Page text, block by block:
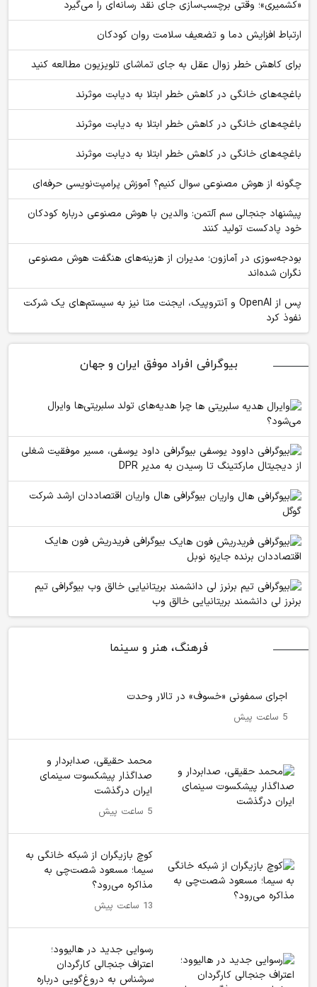
«کشمیری»؛ وقتی برچسب‌سازی جای نقد رسانه‌ای را می‌گیرد
ارتباط افزایش دما و تضعیف سلامت روان کودکان
برای کاهش خطر زوال عقل به جای تماشای تلویزیون مطالعه کنید
باغچه‌های خانگی در کاهش خطر ابتلا به دیابت موثرند
باغچه‌های خانگی در کاهش خطر ابتلا به دیابت موثرند
باغچه‌های خانگی در کاهش خطر ابتلا به دیابت موثرند
چگونه از هوش مصنوعی سوال کنیم؟ آموزش پرامپت‌نویسی حرفه‌ای
پیشنهاد جنجالی سم آلتمن: والدین با هوش مصنوعی درباره کودکان
خود پادکست تولید کنند
بودجه‌سوزی در آمازون؛ مدیران از هزینه‌های هنگفت هوش مصنوعی
نگران شده‌اند
پس از OpenAI و آنتروپیک، ایجنت متا نیز به سیستم‌های یک شرکت
نفوذ کرد
بیوگرافی افراد موفق ایران و جهان
چرا هدیه‌های تولد سلبریتی‌ها وایرال
می‌شود؟
بیوگرافی داود یوسفی، مسیر موفقیت شغلی
از دیجیتال مارکتینگ تا رسیدن به مدیر DPR
بیوگرافی هال واریان اقتصاددان ارشد شرکت
گوگل
بیوگرافی فریدریش فون هایک
اقتصاددان برنده جایزه نوبل
بیوگرافی تیم
برنرز لی دانشمند بریتانیایی خالق وب
فرهنگ، هنر و سینما
اجرای سمفونی «خسوف» در تالار وحدت
5 ساعت پیش
محمد حقیقی، صدابردار و
صداگذار پیشکسوت سینمای
ایران درگذشت
5 ساعت پیش
کوچ بازیگران از شبکه خانگی به
سیما؛ مسعود شصت‌چی به
مذاکره می‌رود؟
13 ساعت پیش
رسوایی جدید در هالیوود؛
اعتراف جنجالی کارگردان
سرشناس به دروغ‌گویی درباره